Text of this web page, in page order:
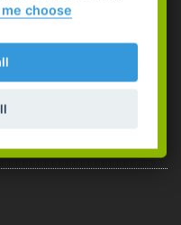
kol, pojistné a matice kol,
choose